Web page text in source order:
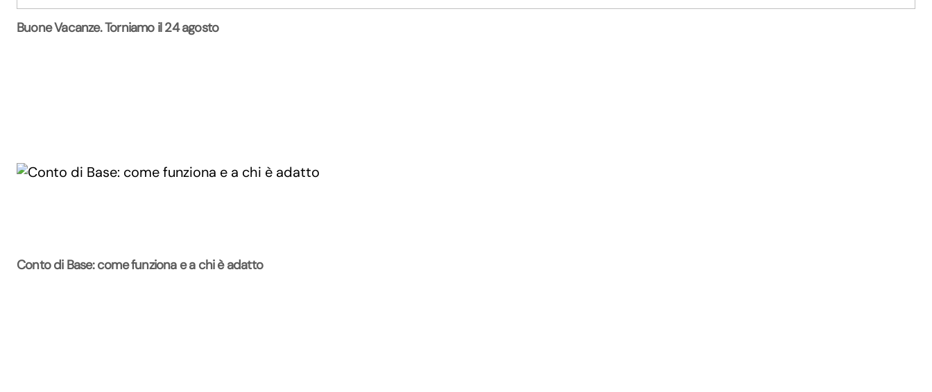
Buone Vacanze. Torniamo il 24 agosto
Conto di Base: come funziona e a chi è adatto